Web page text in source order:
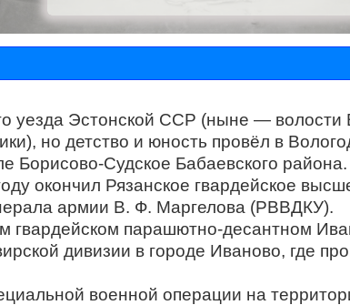
уезда Эстонской ССР (ныне — волости
но детство и юность провёл в
Борисово-Судское Бабаевского района.
окончил Рязанское гвардейское
армии В. Ф. Маргелова (РВВДКУ).
гвардейском парашютно-десантном
дивизии в городе Иваново, где
военной операции на